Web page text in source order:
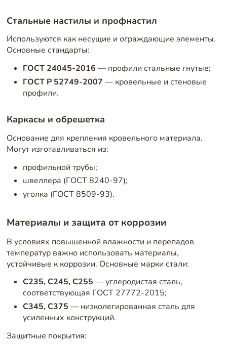
Стальные настилы и профнастил
Используются как несущие и ограждающие элементы.
Основные стандарты:
ГОСТ 24045-2016 — профили стальные гнутые;
ГОСТ Р 52749-2007 — кровельные и стеновые
профили.
Каркасы и обрешетка
Основание для крепления кровельного материала.
Могут изготавливаться из:
профильной трубы;
швеллера (ГОСТ 8240-97);
уголка (ГОСТ 8509-93).
Материалы и защита от коррозии
В условиях повышенной влажности и перепадов
температур важно использовать материалы,
устойчивые к коррозии. Основные марки стали:
С235, С245, С255 — углеродистая сталь,
соответствующая ГОСТ 27772-2015;
С345, С375 — низколегированная сталь для
усиленных конструкций.
Защитные покрытия: